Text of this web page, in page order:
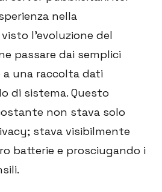
nella
l'evoluzione del
passare dai semplici
a una raccolta dati
di sistema. Questo
non stava solo
stava visibilmente
batterie e prosciugando i